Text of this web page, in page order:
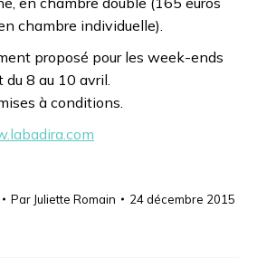
chambre individuelle).
proposé pour les week-ends
8 au 10 avril.
à conditions.
Par Juliette Romain 24 décembre 2015